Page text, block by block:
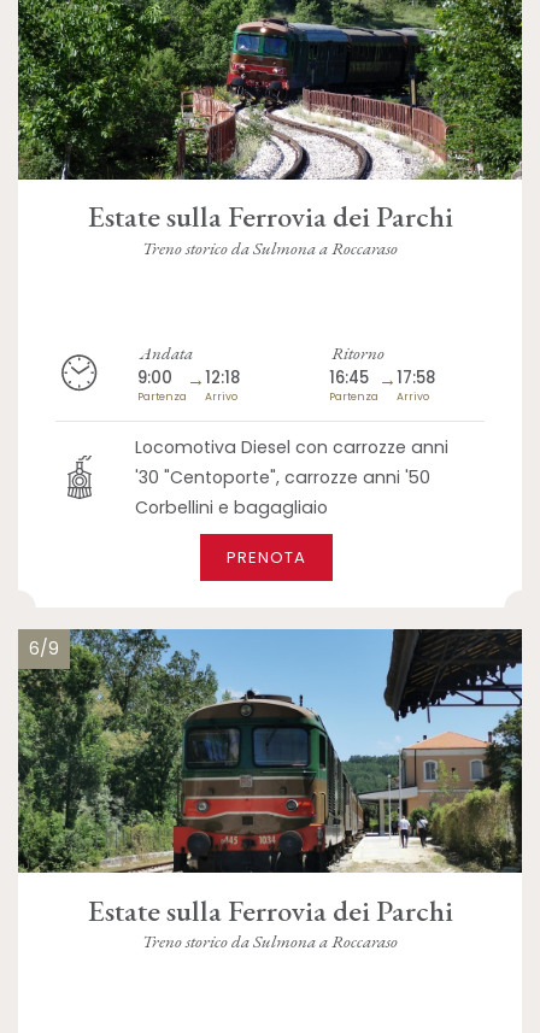
Estate sulla Ferrovia dei Parchi
Treno storico da Sulmona a Roccaraso
Andata
9:00
Partenza
→12:18
Arrivo
Ritorno
16:45
Partenza
→17:58
Arrivo
Locomotiva Diesel con carrozze anni
'30 "Centoporte", carrozze anni '50
Corbellini e bagagliaio
PRENOTA
6/9
Estate sulla Ferrovia dei Parchi
Treno storico da Sulmona a Roccaraso